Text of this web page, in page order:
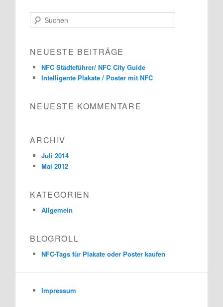
u
e
n
NEUESTE BEITRÄGE
NFC Städteführer/ NFC City Guide
Intelligente Plakate / Poster mit NFC
NEUESTE KOMMENTARE
ARCHIV
Juli 2014
Mai 2012
KATEGORIEN
Allgemein
BLOGROLL
NFC-Tags für Plakate oder Poster kaufen
Impressum